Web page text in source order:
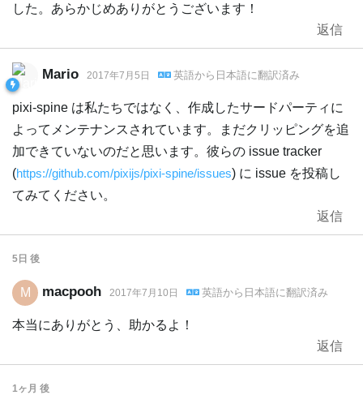
した。あらかじめありがとうございます！
返信
Mario 2017年7月5日 英語から 日本語に翻訳済み
pixi-spine は私たちではなく、作成したサードパーティに
よってメンテナンスされています。まだクリッピングを追
加できていないのだと思います。彼らの issue tracker
(https://github.com/pixijs/pixi-spine/issues) に issue を投稿し
てみてください。
返信
5日 後
M macpooh 2017年7月10日 英語から 日本語に翻訳済み
本当にありがとう、助かるよ！
返信
1ヶ月 後